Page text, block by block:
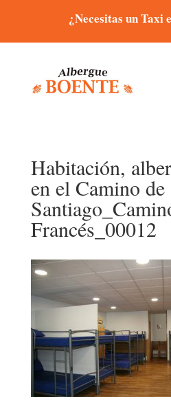
¿Necesitas un Taxi
Habitación,
en el Camino de
Francés_00012